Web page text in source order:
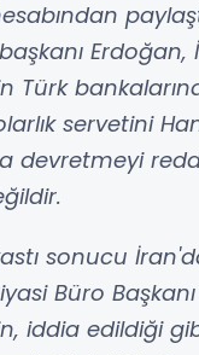
Erdoğan,
Türk
servetini
devretmeyi
sonucu
Büro
iddia edildiği